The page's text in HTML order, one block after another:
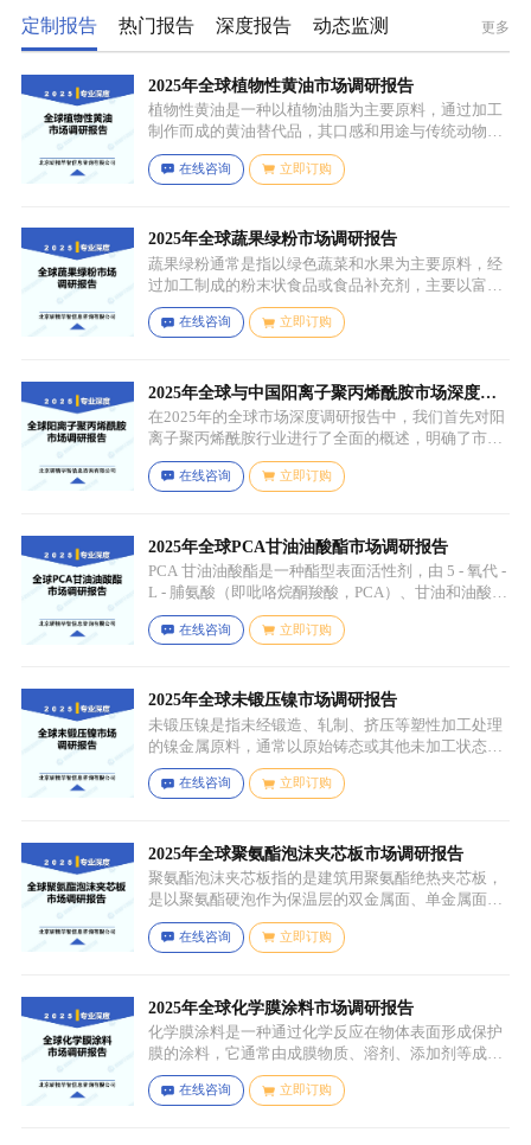
定制报告 热门报告 深度报告 动态监测 更多
2025年全球植物性黄油市场调研报告
植物性黄油是一种以植物油脂为主要原料，通过加工
制作而成的黄油替代品，其口感和用途与传统动物黄
油较为相似，常见的有大豆油、菜籽油、椰子油、棕
榈油等，这些植物油脂经过精炼、氢化或酯交换等工
用香精、色素等，以改善口感、延长保质期和调整风
味。
在线咨询 立即订购
2025年全球蔬果绿粉市场调研报告
蔬果绿粉通常是指以绿色蔬菜和水果为主要原料，经
过加工制成的粉末状食品或食品补充剂，主要以富含
叶绿素、膳食纤维、维生素、矿物质等营养成分的绿
色蔬菜和水果为原料，常见的包括菠菜、羽衣甘蓝、
等，有时也会搭配其他颜色的蔬果（如胡萝卜、甜菜
根等）以丰富营养等绿色水果。
在线咨询 立即订购
2025年全球与中国阳离子聚丙烯酰胺市场深度调
研报告：行业趋势与投资前景分析
在2025年的全球市场深度调研报告中，我们首先对阳
离子聚丙烯酰胺行业进行了全面的概述，明确了市场
细分与应用场景。通过对细分产品的定义与特点进行
深入分析，我们揭示了关键应用场景及其客群洞察。
在线咨询 立即订购
2025年全球PCA甘油油酸酯市场调研报告
PCA 甘油油酸酯是一种酯型表面活性剂，由 5 - 氧代 -
L - 脯氨酸（即吡咯烷酮羧酸，PCA）、甘油和油酸通
过化学反应生成，化学名称为 5 - 氧代 - L - 脯氨酸 2 -
羟基 - 3-(油酰氧基) 丙酯，分子式为 C26H45NO6，分
先进行皂化反应得到脂肪酸盐，再经过酸化、酯化等
一系列反应，将甘油与油酸结合，并引入 PCA 基团，
从而得到 PCA 甘油油酸酯。
在线咨询 立即订购
2025年全球未锻压镍市场调研报告
未锻压镍是指未经锻造、轧制、挤压等塑性加工处理
的镍金属原料，通常以原始铸态或其他未加工状态存
在，一般为块状、锭状、粒状或其他铸造成型的原始
形态，表面可能保留铸造过程中形成的粗糙纹理或缺
力学性能，质地较脆且强度较低。
在线咨询 立即订购
2025年全球聚氨酯泡沫夹芯板市场调研报告
聚氨酯泡沫夹芯板指的是建筑用聚氨酯绝热夹芯板，
是以聚氨酯硬泡作为保温层的双金属面、单金属面或
非金属面复合板材。
在线咨询 立即订购
2025年全球化学膜涂料市场调研报告
化学膜涂料是一种通过化学反应在物体表面形成保护
膜的涂料，它通常由成膜物质、溶剂、添加剂等成分
组成。成膜物质是涂料的主要成分，它在施工后通过
化学反应（如聚合反应、交联反应等）形成连续的、
在线咨询 立即订购